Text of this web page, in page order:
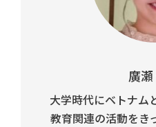
廣
大学時代にベトナム
教育関連の活動をき